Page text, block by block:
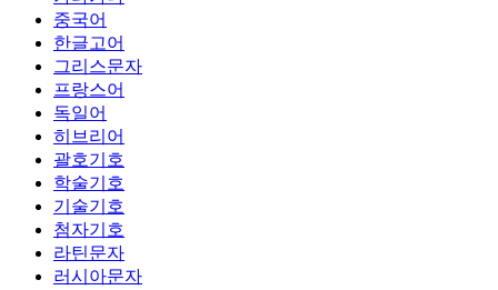
중국어
한글고어
그리스문자
프랑스어
독일어
히브리어
괄호기호
학술기호
기술기호
첨자기호
라틴문자
러시아문자